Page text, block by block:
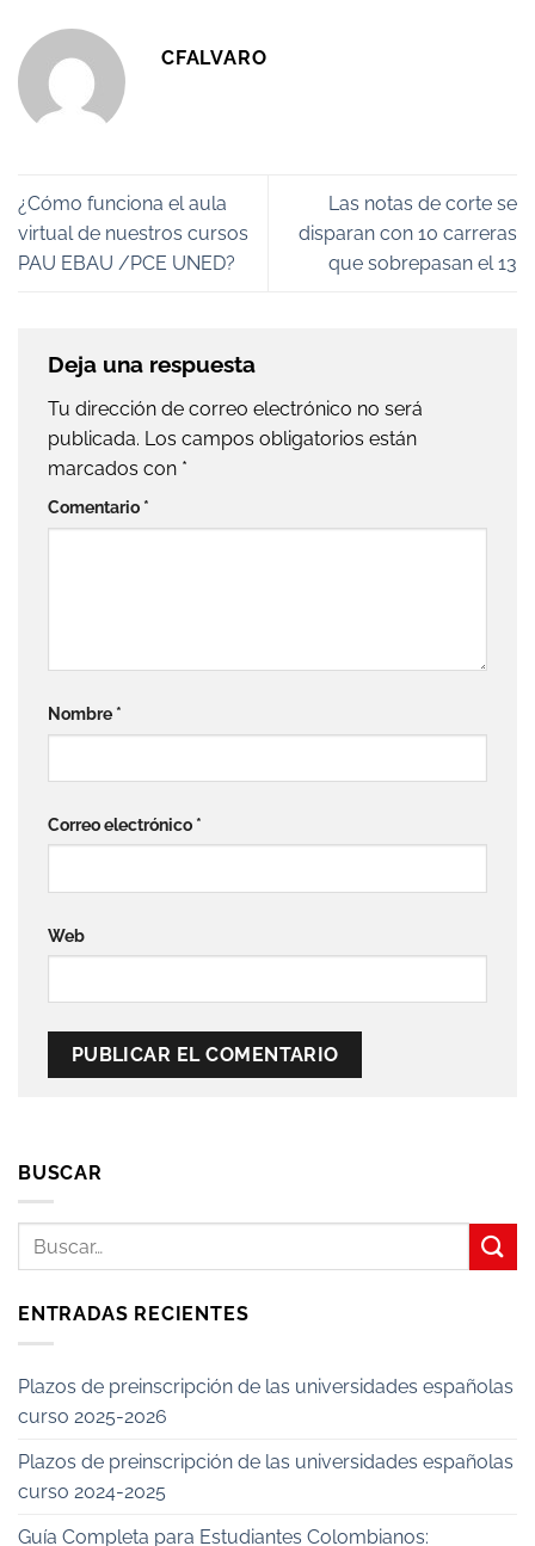
CFALVARO
¿Cómo funciona el aula
virtual de nuestros cursos
PAU EBAU /PCE UNED?
Las notas de corte se
disparan con 10 carreras
que sobrepasan el 13
Deja una respuesta
Tu dirección de correo electrónico no será
publicada. Los campos obligatorios están
marcados con *
Comentario *
Nombre *
Correo electrónico *
Web
BUSCAR
ENTRADAS RECIENTES
Plazos de preinscripción de las universidades españolas
curso 2025-2026
Plazos de preinscripción de las universidades españolas
curso 2024-2025
Guía Completa para Estudiantes Colombianos: